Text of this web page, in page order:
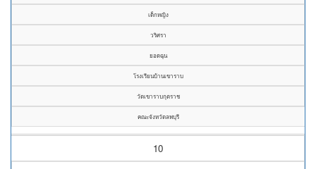
เด็กหญิง
วริศรา
ยอดฉุน
โรงเรียนบ้านเขาราบ
วัดเขาราบกุตราช
คณะจังหวัดลพบุรี
10